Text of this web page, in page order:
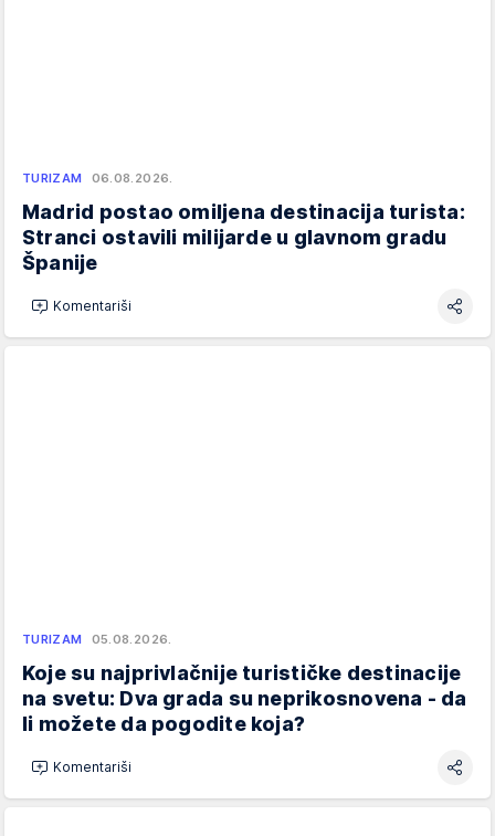
TURIZAM 06.08.2026.
Madrid postao omiljena destinacija turista:
Stranci ostavili milijarde u glavnom gradu
Španije
Komentariši
TURIZAM 05.08.2026.
Koje su najprivlačnije turističke destinacije
na svetu: Dva grada su neprikosnovena - da
li možete da pogodite koja?
Komentariši